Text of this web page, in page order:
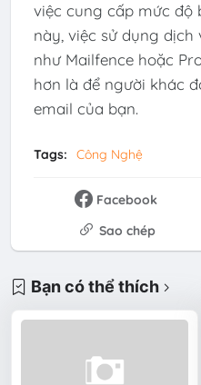
việc cung cấp mức độ
này, việc sử dụng
như Mailfence hoặc
hơn là để người khác
email của bạn.
Tags: Công Nghệ
Facebook
Sao chép
Bạn có thể thích